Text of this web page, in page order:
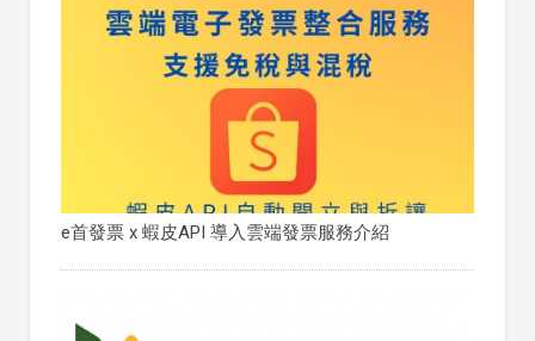
e首發票 x 蝦皮API 導入雲端發票服務介紹